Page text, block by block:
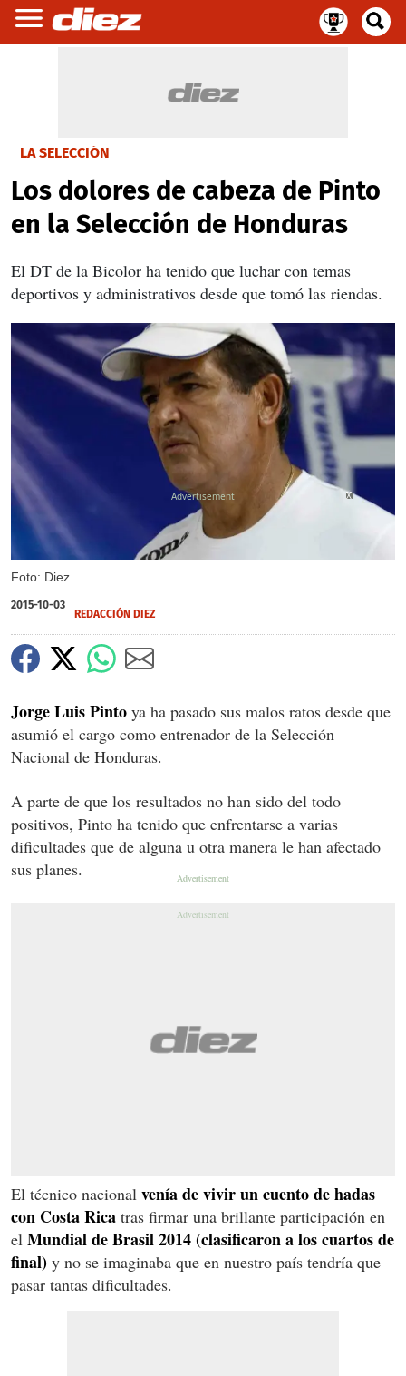
LA SELECCIÓN
Los dolores de cabeza de Pinto
en la Selección de Honduras
El DT de la Bicolor ha tenido que luchar con temas
deportivos y administrativos desde que tomó las riendas.
Foto: Diez
X
X
X
2015-10-03
REDACCIÓN DIEZ
Jorge Luis Pinto ya ha pasado sus malos ratos desde que
asumió el cargo como entrenador de la Selección
Nacional de Honduras.
A parte de que los resultados no han sido del todo
positivos, Pinto ha tenido que enfrentarse a varias
dificultades que de alguna u otra manera le han afectado
sus planes.
El técnico nacional venía de vivir un cuento de hadas
con Costa Rica tras firmar una brillante participación en
el Mundial de Brasil 2014 (clasificaron a los cuartos de
final) y no se imaginaba que en nuestro país tendría que
pasar tantas dificultades.